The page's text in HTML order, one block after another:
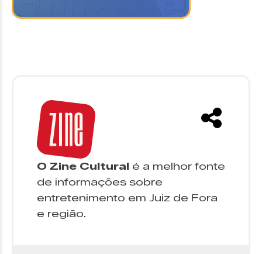
O Zine Cultural é a melhor fonte
de informações sobre
entretenimento em Juiz de Fora
e região.